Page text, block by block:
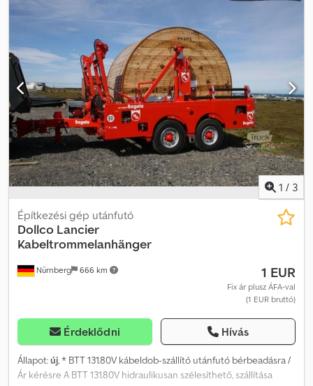
Alvázra szerelve, elektronikus mérőműszerrel felszerelve, amely
kijelzi a húzóerőt, a sebességet, a lerakott kábel hosszát, valamint
az üzemórákat. A maximális húzóerő programozható. A kábelhúzó
csörlő automatikusan működő, negatív hatású fékkel van ellátva,
amely akkor lép működésbe, amikor az irányítókar elengedésre
kerül. Kötélhossz: 500/1000 méter. Dcedow Aznujpfx Alfek
1 / 3
Nürnberg 666 km
Építkezési gép utánfutó
Dollco Lancier
Kabeltrommelanhänger
1 EUR
Fix ár plusz ÁFA-val
(1 EUR bruttó)
Érdeklődni Hívás
Állapot:új, * BTT 131.80V kábeldob-szállító utánfutó bérbeadásra /
Ár kérésre A BTT 131.80V hidraulikusan szélesíthető, szállítása